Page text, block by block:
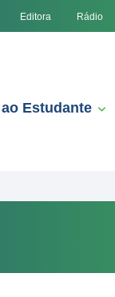
Editora Rádio
Estudante